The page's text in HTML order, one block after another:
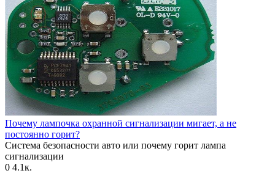
Почему лампочка охранной сигнализации мигает, а не
постоянно горит?
Система безопасности авто или почему горит лампа
сигнализации
0 4.1к.